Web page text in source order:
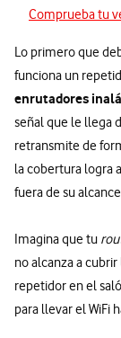
Comprueba tu
Lo primero que
funciona un
enrutadores
señal que le llega
retransmite de
la cobertura logra
fuera de su
Imagina que tu
no alcanza a
repetidor en el
para llevar el WiFi